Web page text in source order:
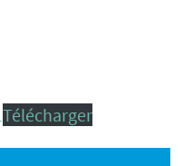
Télécharger